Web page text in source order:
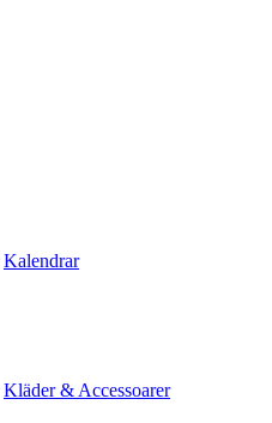
Kalendrar
Kläder & Accessoarer